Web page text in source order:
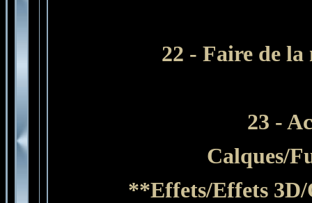
22 - Faire de
23 -
Calques/
**Effets/Effets 3D/